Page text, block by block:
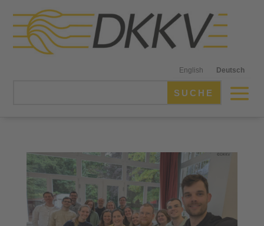
English Deutsch